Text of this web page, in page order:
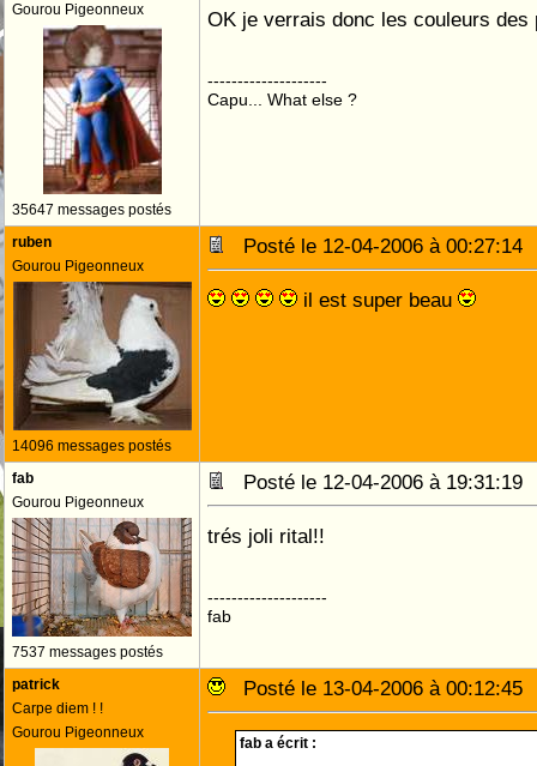
Gourou Pigeonneux
35647 messages postés
OK je verrais donc les couleurs
--------------------
Capu... What else ?
ruben
Gourou Pigeonneux
14096 messages postés
Posté le 12-04-2006 à
il est super beau
fab
Gourou Pigeonneux
7537 messages postés
Posté le 12-04-2006 à
trés joli rital!!
--------------------
fab
patrick
Carpe diem ! !
Gourou Pigeonneux
Posté le 13-04-2006 à
fab a écrit :